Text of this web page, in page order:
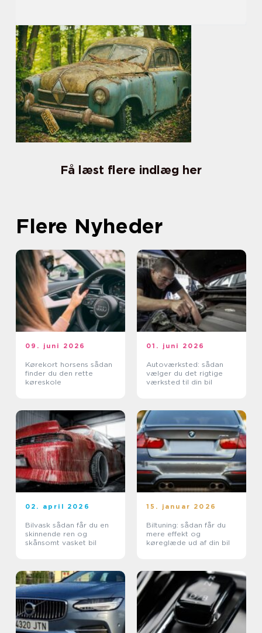
Få læst flere indlæg her
Flere Nyheder
09. juni 2026
Kørekort horsens sådan
finder du den rette
køreskole
01. juni 2026
Autoværksted: sådan
vælger du det rigtige
værksted til din bil
02. april 2026
Bilvask sådan får du en
skinnende ren og
skånsomt vasket bil
15. januar 2026
Biltuning: sådan får du
mere effekt og
køreglæde ud af din bil